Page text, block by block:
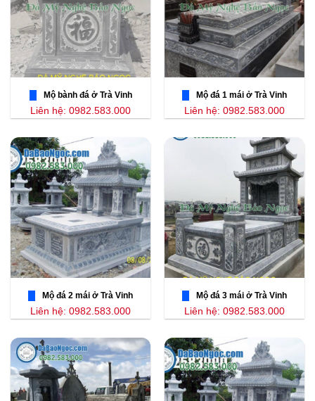
Mộ bành đá ở Trà Vinh
Liên hệ: 0982.583.000
Mộ đá 1 mái ở Trà Vinh
Liên hệ: 0982.583.000
Mộ đá 2 mái ở Trà Vinh
Liên hệ: 0982.583.000
Mộ đá 3 mái ở Trà Vinh
Liên hệ: 0982.583.000